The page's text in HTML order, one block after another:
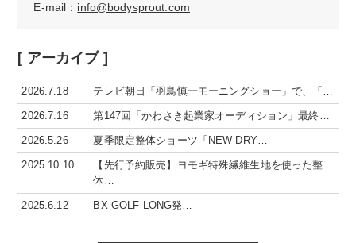
E-mail： info@bodysprout.com
[ アーカイブ ]
2026.7.18 テレビ朝日「羽鳥慎一モーニングショー」で、「…
2026.7.16 第147回「かわさき起業家オーディション」最終…
2026.5.26 夏季限定整体ショーツ「NEW DRY…
2025.10.10
【先行予約販売】ヨモギ特殊繊維生地を使った整
体…
2025.6.12 BX GOLF LONG発…